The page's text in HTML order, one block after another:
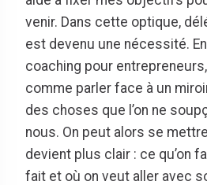
venir. Dans cette optique,
est devenu une nécessité.
coaching pour
comme parler face à un
des choses que l’on ne
nous. On peut alors se
devient plus clair : ce qu’on
fait et où on veut aller avec